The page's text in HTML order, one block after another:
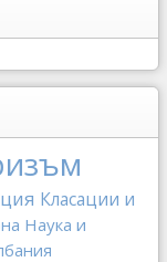
Класации и
Наука и